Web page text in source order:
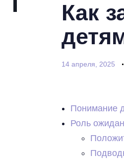
Как
14 апреля, 2025
Понимание
Роль